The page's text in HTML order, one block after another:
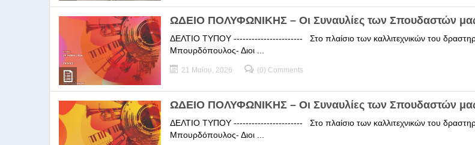
ΩΔΕΙΟ ΠΟΛΥΦΩΝΙΚΗΣ – Οι Συναυλίες των Σπουδαστών
ΔΕΛΤΙΟ ΤΥΠΟΥ ----------------------- Στο πλαίσιο των καλλιτεχνικών του
Μπουρδόπουλος- Διοι ...
21 Μαΐου, 2026 (0) Comments
ΩΔΕΙΟ ΠΟΛΥΦΩΝΙΚΗΣ – Οι Συναυλίες των Σπουδαστών
ΔΕΛΤΙΟ ΤΥΠΟΥ ----------------------- Στο πλαίσιο των καλλιτεχνικών του
Μπουρδόπουλος- Διοι ...